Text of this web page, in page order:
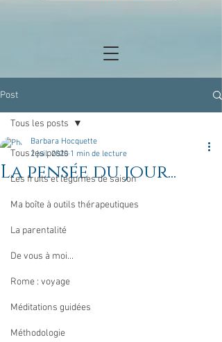
Post
Tous les posts
Les fruits et légumes de saison
Ma boîte à outils thérapeutiques
La parentalité
De vous à moi...
Rome : voyage
Méditations guidées
Méthodologie
Tous les posts
La pensée du jour...
Barbara Hocquette
2 juil. 2020 1 min de lecture